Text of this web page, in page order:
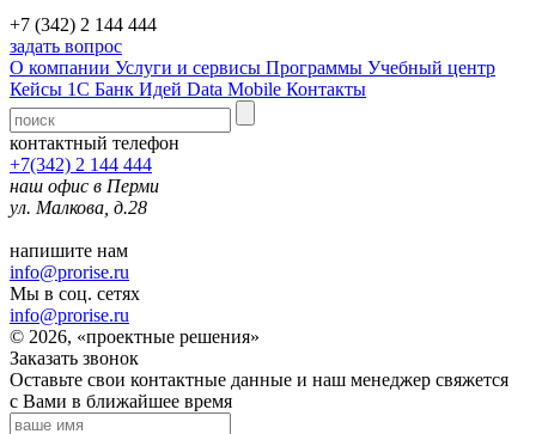
+7 (342) 2 144 444
задать вопрос
О компании Услуги и сервисы Программы Учебный центр
Кейсы 1С Банк Идей Data Mobile Контакты
контактный телефон
+7(342) 2 144 444
наш офис в Перми
ул. Малкова, д.28
напишите нам
info@prorise.ru
Мы в соц. сетях
info@prorise.ru
© 2026, «проектные решения»
Заказать звонок
Оставьте свои контактные данные и наш менеджер свяжется
с Вами в ближайшее время